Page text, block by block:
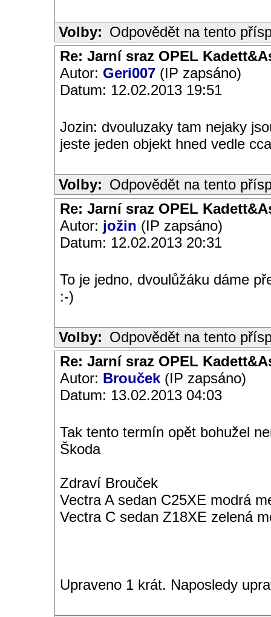
Volby: Odpovědět na tento
Re: Jarní sraz OPEL
Autor: Geri007 (IP zapsáno)
Datum: 12.02.2013 19:51
Jozin: dvouluzaky tam nejaky
jeste jeden objekt hned vedle
Volby: Odpovědět na tento
Re: Jarní sraz OPEL
Autor: jožin (IP zapsáno)
Datum: 12.02.2013 20:31
To je jedno, dvoulůžáku dáme
:-)
Volby: Odpovědět na tento
Re: Jarní sraz OPEL
Autor: Brouček (IP zapsáno)
Datum: 13.02.2013 04:03
Tak tento termín opět bohužel
Škoda
Zdraví Brouček
Vectra A sedan C25XE modrá
Vectra C sedan Z18XE zelená
Upraveno 1 krát. Naposledy